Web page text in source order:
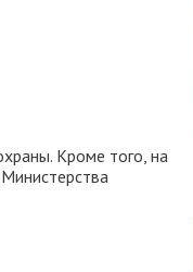
Кроме того, на